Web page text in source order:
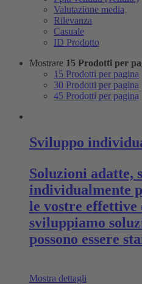
Valutazione media
Rilevanza
Casuale
ID Prodotto
Mostrare 15 Prodotti per
15 Prodotti per pagina
30 Prodotti per pagina
45 Prodotti per pagina
Sviluppo
Soluzioni adatte,
individualmente
le vostre effettive
sviluppiamo
possono essere
Mostra dettagli